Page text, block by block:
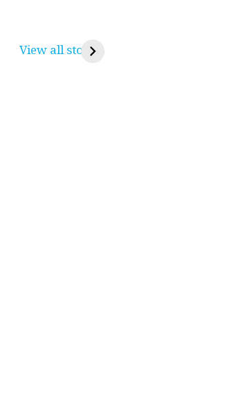
View all stories
रामसा पीर, रुणेचा रा धणी,